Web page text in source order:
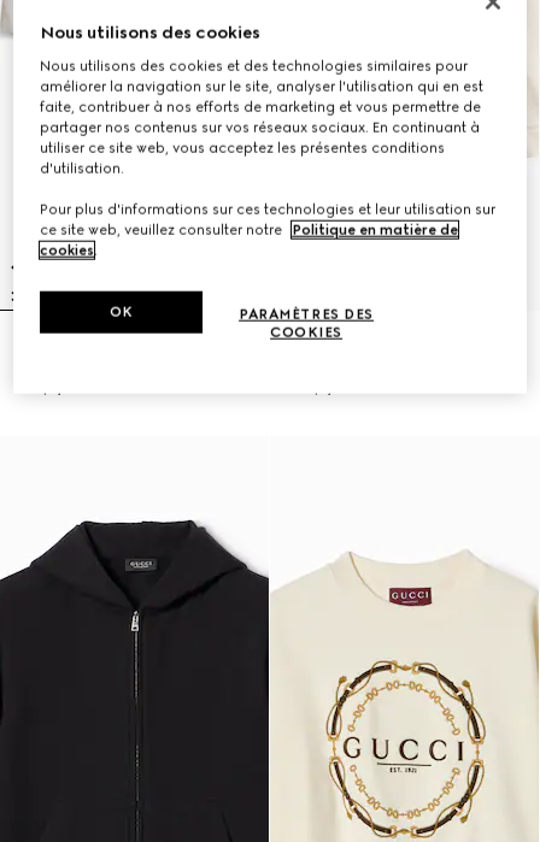
Nous utilisons des cookies
Nous utilisons des cookies et des technologies similaires pour
améliorer la navigation sur le site, analyser l'utilisation qui en est
faite, contribuer à nos efforts de marketing et vous permettre de
partager nos contenus sur vos réseaux sociaux. En continuant à
utiliser ce site web, vous acceptez les présentes conditions
d'utilisation.
Pour plus d'informations sur ces technologies et leur utilisation sur
ce site web, veuillez consulter notre
Politique en matière de
cookies.
PARAMÈTRES DES
COOKIES
OK